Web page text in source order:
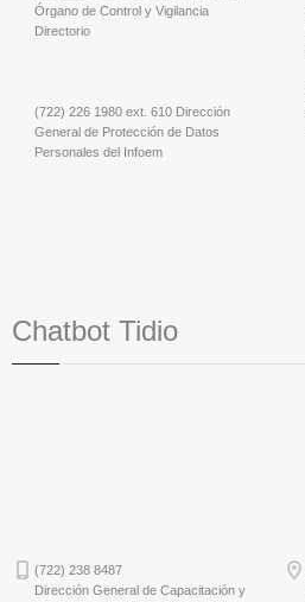
Órgano de Control y Vigilancia
Directorio
(722) 226 1980 ext. 610 Dirección
General de Protección de Datos
Personales del Infoem
Chatbot Tidio
(722) 238 8487
Dirección General de Capacitación y